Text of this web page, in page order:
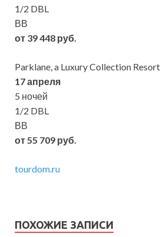
1/2 DBL
ВВ
от 39 448 руб.
Parklane, a Luxury Collection
17 апреля
5 ночей
1/2 DBL
ВВ
от 55 709 руб.
tourdom.ru
ПОХОЖИЕ ЗАПИСИ